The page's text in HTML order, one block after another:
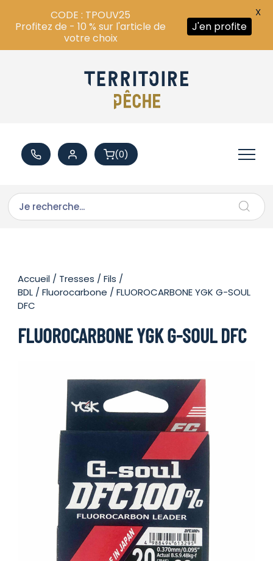
(0)
Accueil / Tresses / Fils /
BDL /Fluorocarbone / FLUOROCARBONE YGK G-SOUL
DFC
FLUOROCARBONE YGK G-SOUL DFC
CODE : TPOUV25
Profitez de - 10 % sur l'article de
votre choix
J'en profite
X